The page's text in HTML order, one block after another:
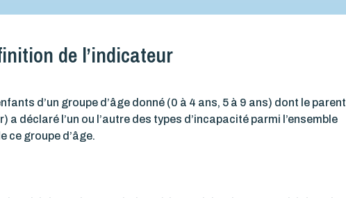
de l’indicateur
d’un groupe d’âge donné (0 à 4 ans, 5 à 9 ans) dont le parent
a déclaré l’un ou l’autre des types d’incapacité parmi l’ensemble
ce groupe d’âge.